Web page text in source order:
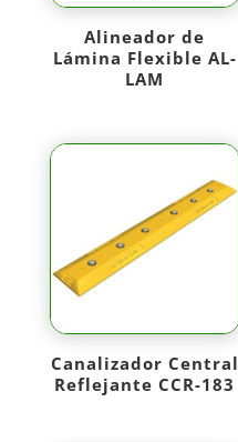
Alineador de
Lámina Flexible AL-
LAM
Canalizador Central
Reflejante CCR-183